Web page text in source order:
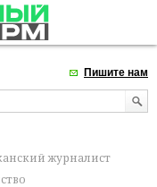
Пишите нам
журналист